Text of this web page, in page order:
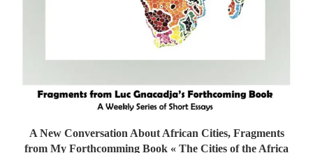
A New Conversation About African Cities, Fragments
from My Forthcomming Book « The Cities of the Africa